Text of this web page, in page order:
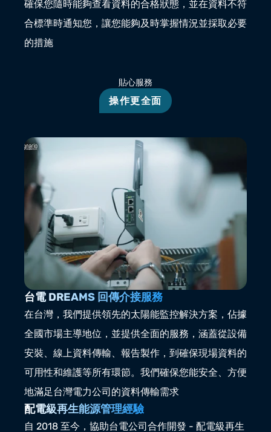
確保您隨時能夠查看資料的合格狀態，並在資料不符
合標準時通知您，讓您能夠及時掌握情況並採取必要
的措施
貼心服務
操作更全面
台電 DREAMS 回傳介接服務
在台灣，我們提供領先的太陽能監控解決方案，佔據
全國市場主導地位，並提供全面的服務，涵蓋從設備
安裝、線上資料傳輸、報告製作，到確保現場資料的
可用性和維護等所有環節。我們確保您能安全、方便
地滿足台灣電力公司的資料傳輸需求
配電級再生能源管理經驗
自 2018 至今，協助台電公司合作開發 - 配電級再生